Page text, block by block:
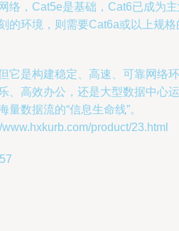
络，Cat5e是基础，Cat6已成为
的环境，则需要Cat6a或以上规格
它是构建稳定、高速、可靠网络环
、高效办公，还是大型数据中心运
数据流的“信息生命线”。
product/23.html